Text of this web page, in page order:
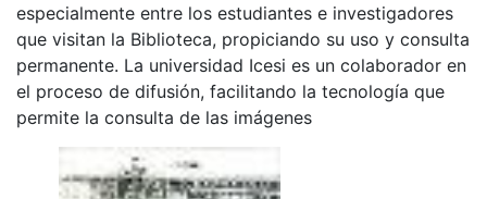
especialmente entre los estudiantes e investigadores
que visitan la Biblioteca, propiciando su uso y consulta
permanente. La universidad Icesi es un colaborador en
el proceso de difusión, facilitando la tecnología que
permite la consulta de las imágenes